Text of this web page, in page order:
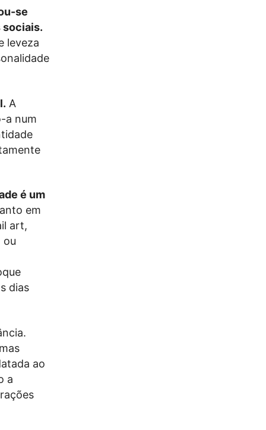
se
sociais.
leveza
A
a num
é um
em
art,
ou
dias
ao
a